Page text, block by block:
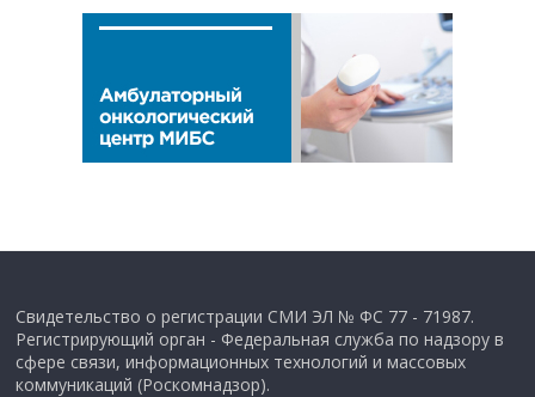
Свидетельство о регистрации СМИ ЭЛ № ФС 77 - 71987.
Регистрирующий орган - Федеральная служба по надзору в
сфере связи, информационных технологий и массовых
коммуникаций (Роскомнадзор).